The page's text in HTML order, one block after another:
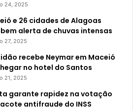
24, 2025
e 26 cidades de Alagoas
alerta de chuvas intensas
27, 2025
recebe Neymar em Maceió
no hotel do Santos
21, 2025
garante rapidez na votação
antifraude do INSS